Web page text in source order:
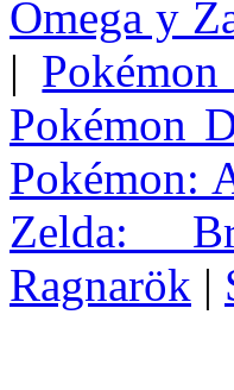
Omega y
|
Pokémon
Pokémon:
Zelda:
Ragnarök |